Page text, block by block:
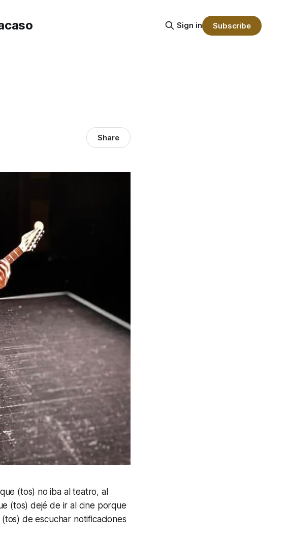
Sign in Subscribe
Share
(tos) no iba al teatro, al
(tos) dejé de ir al cine porque
(tos) de escuchar notificaciones